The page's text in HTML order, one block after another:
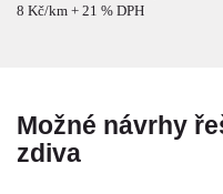
8 Kč/km + 21 % DPH
Možné návrhy
zdiva